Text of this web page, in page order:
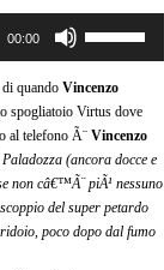
aumentare
diminuire
il
volume.
00:00
freccia
su/giù
per
aumentare
o
diminuire
il
di quando Vincenzo
spogliatoio Virtus dove
al telefono Ã¨ Vincenzo
(ancora docce e
non câ€™Ã¨ piÃ¹ nessuno
del super petardo
poco dopo dal fumo